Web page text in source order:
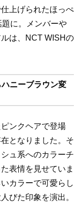
上げられたほっぺ
に。メンバーや
は、NCT WISHの
ニーブラウン変
ンクヘアで登場
となりました。そ
ュ系へのカラーチ
表情を見せていま
カラーで可愛らし
びた印象を演出。